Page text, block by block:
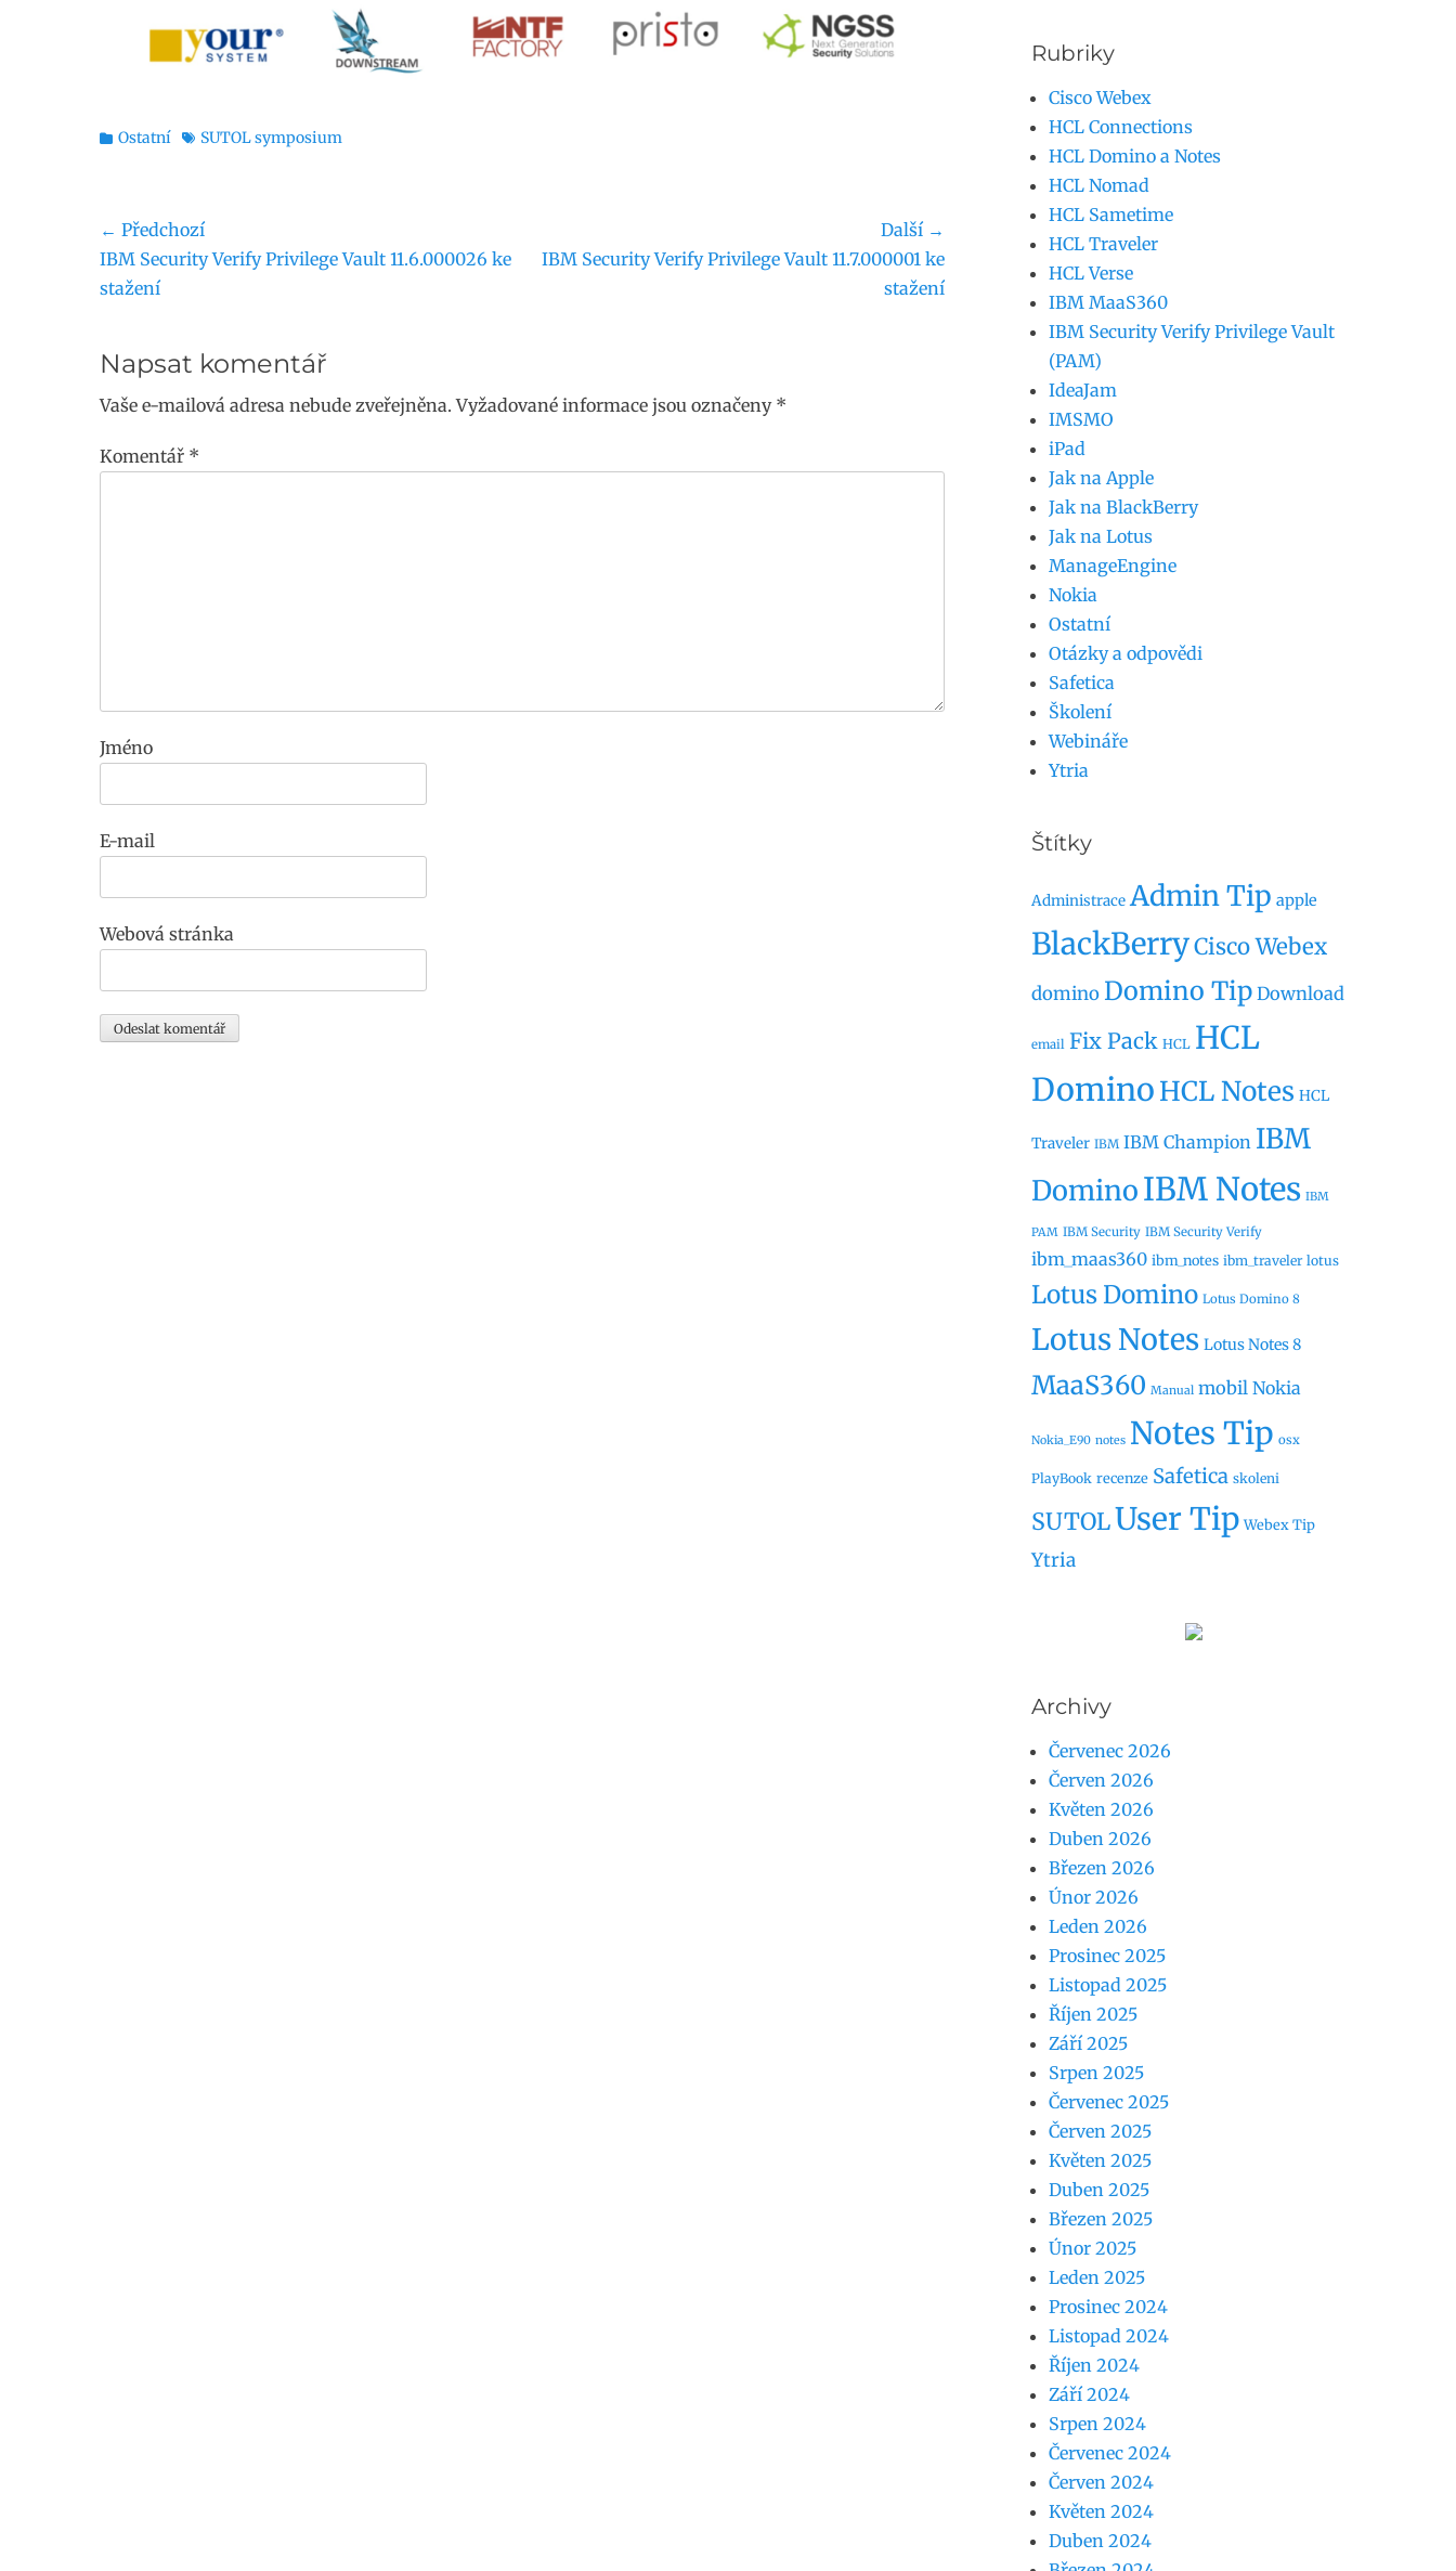
Rubriky
Ostatní ŠtítkySUTOL symposium
Navigace
pro
← Předchozí
Předchozí
příspěvek:
IBM Security Verify Privilege Vault 11.6.000026 ke
stažení
Další →
Následující
IBM Security Verify Privilege Vault 11.7.000001 ke
stažení
Napsat komentář
Vaše e-mailová adresa nebude zveřejněna. Vyžadované informace jsou označeny *
Komentář *
Jméno
E-mail
Webová stránka
Rubriky
Cisco Webex
HCL Connections
HCL Domino a Notes
HCL Nomad
HCL Sametime
HCL Traveler
HCL Verse
IBM MaaS360
IBM Security Verify Privilege Vault
(PAM)
IdeaJam
IMSMO
iPad
Jak na Apple
Jak na BlackBerry
Jak na Lotus
ManageEngine
Nokia
Ostatní
Otázky a odpovědi
Safetica
Školení
Webináře
Ytria
Štítky
Administrace Admin Tip apple
BlackBerryCisco Webex
domino Domino Tip Download
email Fix Pack HCL HCL
DominoHCL Notes HCL
Traveler IBM IBM Champion IBM
DominoIBM Notes IBM
PAM IBM Security IBM Security Verify
ibm_maas360 ibm_notes ibm_traveler lotus
Lotus Domino Lotus Domino 8
Lotus Notes Lotus Notes 8
MaaS360 Manual mobil Nokia
Nokia_E90 notes Notes Tip osx
PlayBook recenze Safetica skoleni
SUTOLUser Tip Webex Tip
Ytria
Archivy
Červenec 2026
Červen 2026
Květen 2026
Duben 2026
Březen 2026
Únor 2026
Leden 2026
Prosinec 2025
Listopad 2025
Říjen 2025
Září 2025
Srpen 2025
Červenec 2025
Červen 2025
Květen 2025
Duben 2025
Březen 2025
Únor 2025
Leden 2025
Prosinec 2024
Listopad 2024
Říjen 2024
Září 2024
Srpen 2024
Červenec 2024
Červen 2024
Květen 2024
Duben 2024